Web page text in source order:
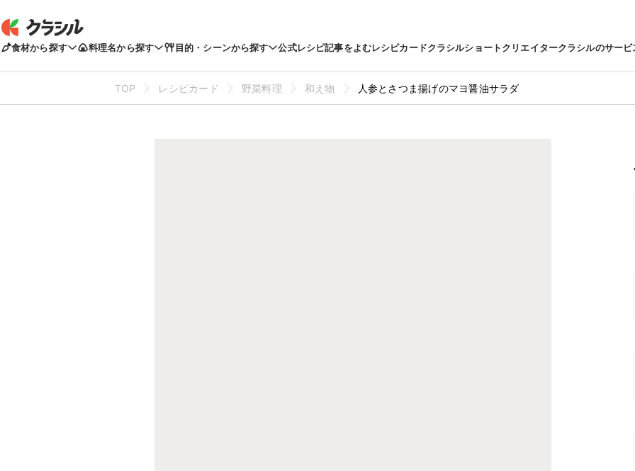
食材から探す 料理名から探す 目的・シーンから探す 公式レシピ記事をよむレシピカードクラシルショートクリエイタークラシルのサービ
TOP レシピカード 野菜料理 和え物 人参とさつま揚げのマヨ醤油サラダ